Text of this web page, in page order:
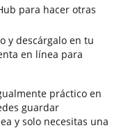
para hacer otras
y descárgalo en tu
en línea para
práctico en
guardar
y solo necesitas una